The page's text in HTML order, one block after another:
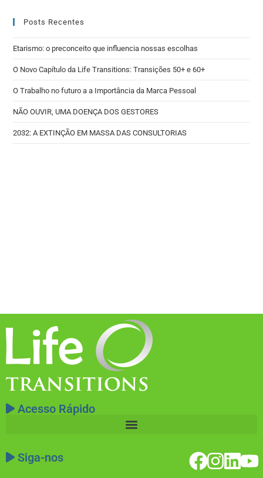
Posts Recentes
Etarismo: o preconceito que influencia nossas escolhas
O Novo Capítulo da Life Transitions: Transições 50+ e 60+
O Trabalho no futuro a a Importância da Marca Pessoal
NÃO OUVIR, UMA DOENÇA DOS GESTORES
2032: A EXTINÇÃO EM MASSA DAS CONSULTORIAS
Acesso Rápido
Siga-nos